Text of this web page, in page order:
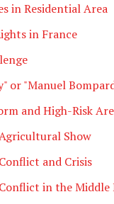
in Residential Area
in France
or "Manuel
and High-Risk
Show
and Crisis
in the Middle